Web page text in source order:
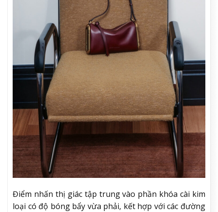
Điểm nhấn thị giác tập trung vào phần khóa cài kim
loại có độ bóng bẩy vừa phải, kết hợp với các đường